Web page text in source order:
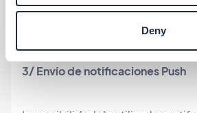
Deny
estarán almacenados de manera
3/ Envío de notificaciones Push